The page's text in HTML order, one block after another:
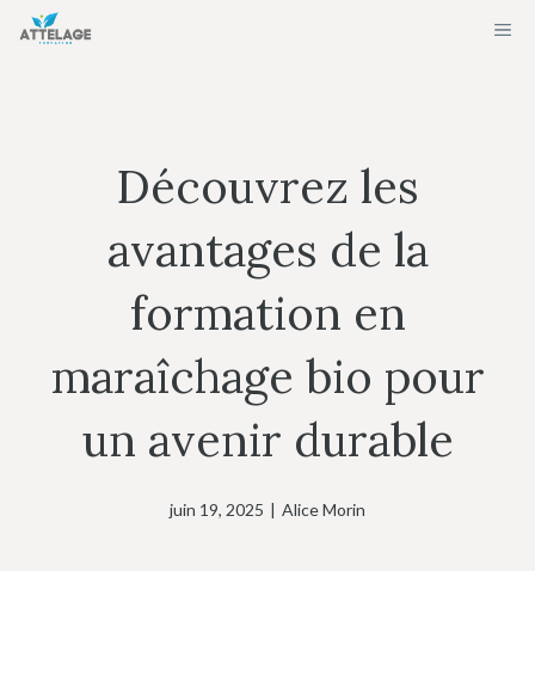
Aller
Découvrez les
avantages de la
formation en
maraîchage bio pour
un avenir durable
juin 19, 2025 | Alice Morin